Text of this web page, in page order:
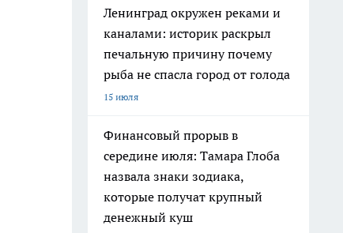
Ленинград окружен реками и
каналами: историк раскрыл
печальную причину почему
рыба не спасла город от голода
15 июля
Финансовый прорыв в
середине июля: Тамара Глоба
назвала знаки зодиака,
которые получат крупный
денежный куш